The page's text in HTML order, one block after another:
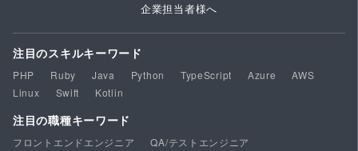
企業担当者様へ
注目のスキルキーワード
PHP Ruby Java Python TypeScript Azure
AWS
Linux
Swift Kotlin
注目の職種キーワード
フロントエンドエンジニア
QA/テストエンジニア